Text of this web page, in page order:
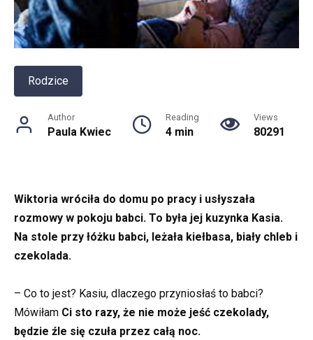
Rodzice
Author
Paula Kwiec
Reading
4 min
Views
80291
Wiktoria wróciła do domu po pracy i usłyszała
rozmowy w pokoju babci. To była jej kuzynka Kasia.
Na stole przy łóżku babci, leżała kiełbasa, biały chleb i
czekolada.
– Co to jest? Kasiu, dlaczego przyniosłaś to babci?
Mówiłam Ci sto razy, że nie może jeść czekolady,
będzie źle się czuła przez całą noc.